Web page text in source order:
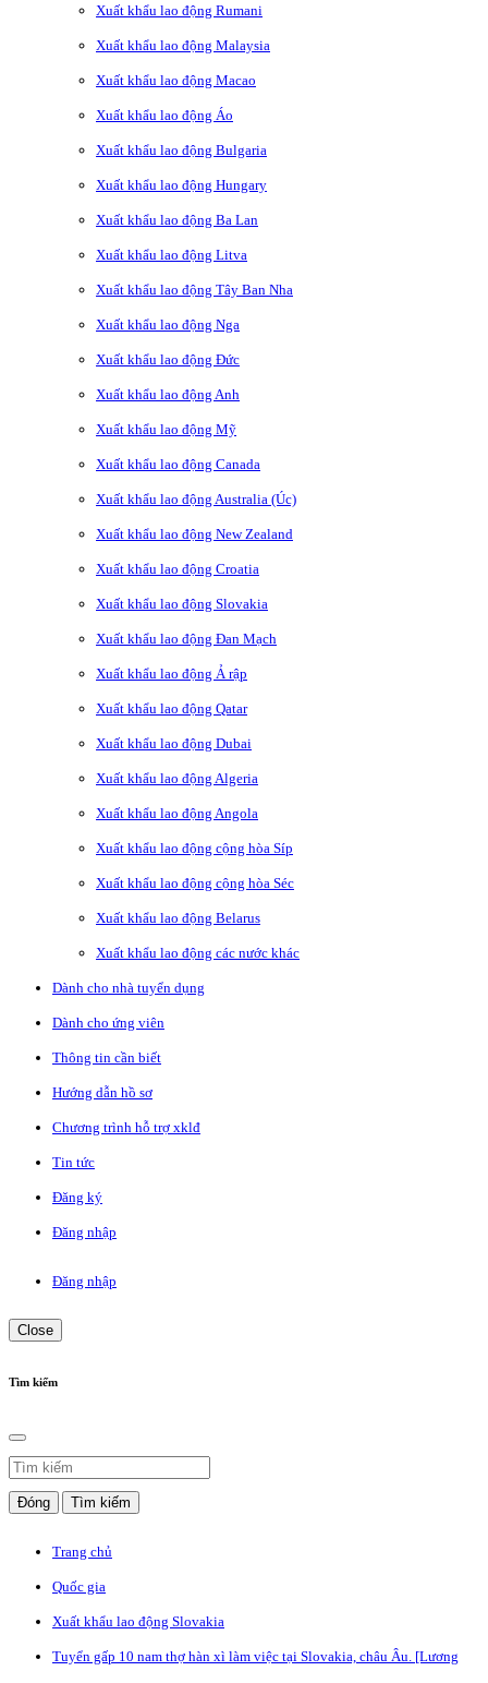
Xuất khẩu lao động Rumani
Xuất khẩu lao động Malaysia
Xuất khẩu lao động Macao
Xuất khẩu lao động Áo
Xuất khẩu lao động Bulgaria
Xuất khẩu lao động Hungary
Xuất khẩu lao động Ba Lan
Xuất khẩu lao động Litva
Xuất khẩu lao động Tây Ban Nha
Xuất khẩu lao động Nga
Xuất khẩu lao động Đức
Xuất khẩu lao động Anh
Xuất khẩu lao động Mỹ
Xuất khẩu lao động Canada
Xuất khẩu lao động Australia (Úc)
Xuất khẩu lao động New Zealand
Xuất khẩu lao động Croatia
Xuất khẩu lao động Slovakia
Xuất khẩu lao động Đan Mạch
Xuất khẩu lao động Ả rập
Xuất khẩu lao động Qatar
Xuất khẩu lao động Dubai
Xuất khẩu lao động Algeria
Xuất khẩu lao động Angola
Xuất khẩu lao động cộng hòa Síp
Xuất khẩu lao động cộng hòa Séc
Xuất khẩu lao động Belarus
Xuất khẩu lao động các nước khác
Dành cho nhà tuyển dụng
Dành cho ứng viên
Thông tin cần biết
Hướng dẫn hồ sơ
Chương trình hỗ trợ xklđ
Tin tức
Đăng ký
Đăng nhập
Đăng nhập
Close
Tìm kiếm
Đóng Tìm kiếm
Trang chủ
Quốc gia
Xuất khẩu lao động Slovakia
Tuyển gấp 10 nam thợ hàn xì làm việc tại Slovakia, châu Âu. [Lương